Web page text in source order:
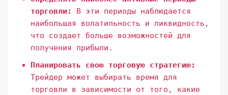
торговли:
В эти периоды наблюдается
наибольшая волатильность и ликвидность,
что создает больше возможностей для
получения прибыли.
Планировать свою торговую стратегию:
Трейдер может выбирать время для
торговли в зависимости от того, какие